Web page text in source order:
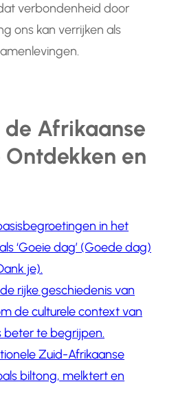
verbondenheid door
ons kan verrijken als
de Afrikaanse
Ontdekken en
in het
‘Goeie dag’ (Goede dag)
je).
rijke geschiedenis van
de culturele context van
beter te begrijpen.
Zuid-Afrikaanse
biltong, melktert en